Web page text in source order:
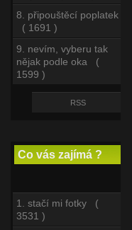
8. připouštěcí poplatek
( 1691 )
9. nevím, vyberu tak
nějak podle oka (
1599 )
RSS
Co vás zajímá ?
1. stačí mi fotky (
3531 )